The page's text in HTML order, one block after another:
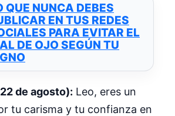
QUE NUNCA DEBES
EN TUS REDES
PARA EVITAR EL
DE OJO SEGÚN TU
de agosto): Leo, eres un
tu carisma y tu confianza en